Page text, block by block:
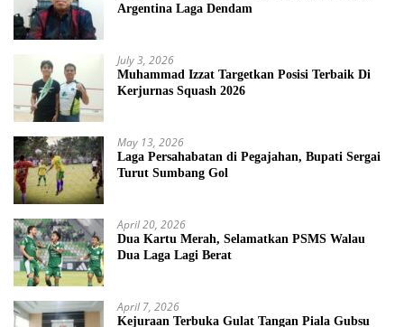
Argentina Laga Dendam
July 3, 2026
Muhammad Izzat Targetkan Posisi Terbaik Di
Kerjurnas Squash 2026
May 13, 2026
Laga Persahabatan di Pegajahan, Bupati Sergai
Turut Sumbang Gol
April 20, 2026
Dua Kartu Merah, Selamatkan PSMS Walau
Dua Laga Lagi Berat
April 7, 2026
Kejuraan Terbuka Gulat Tangan Piala Gubsu